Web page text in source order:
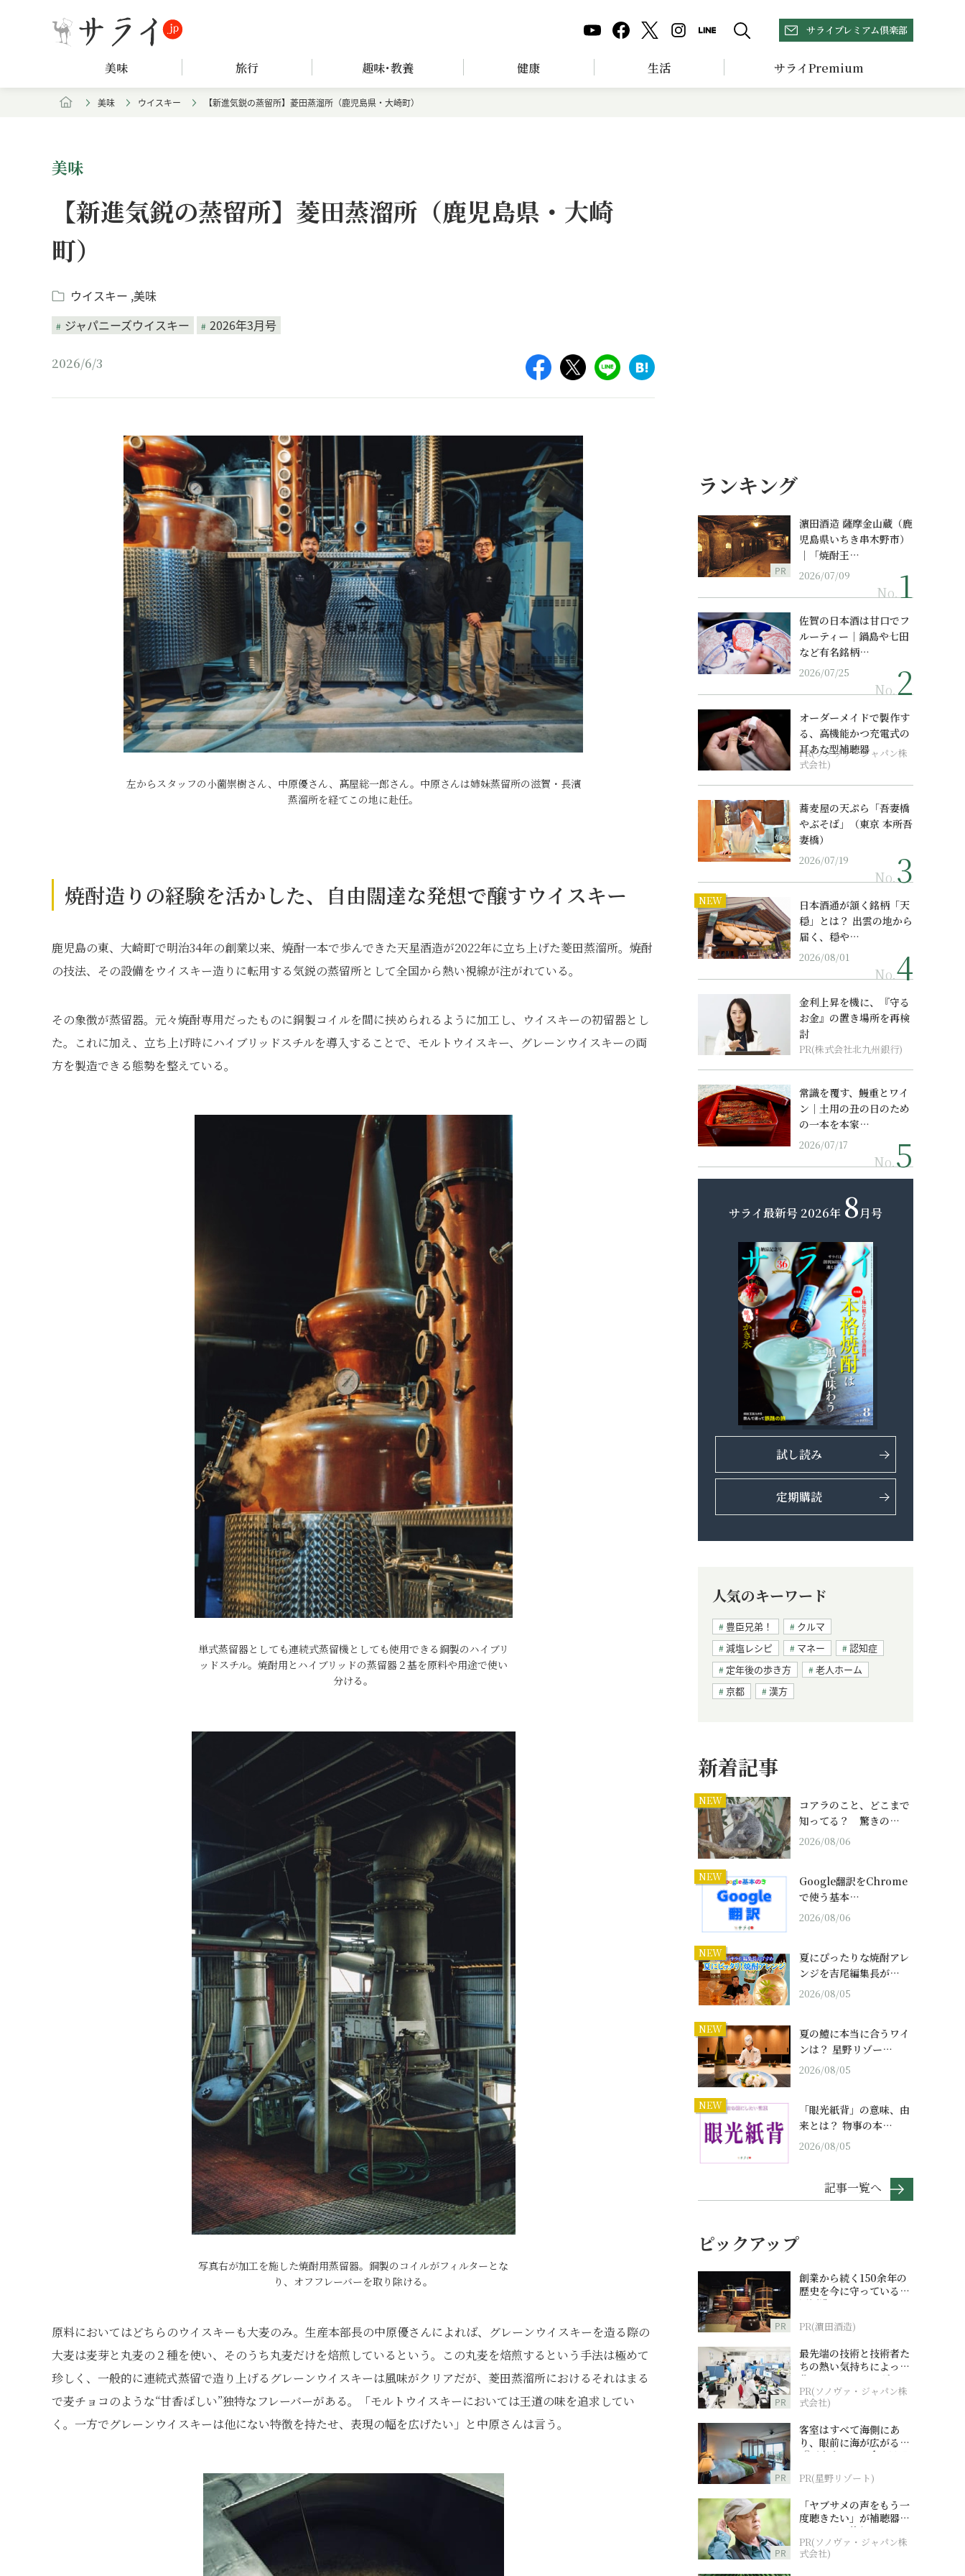
サライプレミアム倶楽部
美味 旅行 趣味･教養 健康 生活 サライPremium
美味 ウイスキー 【新進気鋭の蒸留所】菱田蒸溜所（鹿児島県・大崎町）
美味
【新進気鋭の蒸留所】菱田蒸溜所（鹿児島県・大崎
町）
ウイスキー 美味
ジャパニーズウイスキー
2026年3月号
2026/6/3
左からスタッフの小薗崇樹さん、中原優さん、髙屋総一郎さん。中原さんは姉妹蒸留所の滋賀・長濱
蒸溜所を経てこの地に赴任。
焼酎造りの経験を活かした、自由闊達な発想で醸すウイスキー
鹿児島の東、大崎町で明治34年の創業以来、焼酎一本で歩んできた天星酒造が2022年に立ち上げた菱田蒸溜所。焼酎
の技法、その設備をウイスキー造りに転用する気鋭の蒸留所として全国から熱い視線が注がれている。
その象徴が蒸留器。元々焼酎専用だったものに銅製コイルを間に挟められるように加工し、ウイスキーの初留器とし
た。これに加え、立ち上げ時にハイブリッドスチルを導入することで、モルトウイスキー、グレーンウイスキーの両
方を製造できる態勢を整えている。
単式蒸留器としても連続式蒸留機としても使用できる銅製のハイブリ
ッドスチル。焼酎用とハイブリッドの蒸留器２基を原料や用途で使い
分ける。
写真右が加工を施した焼酎用蒸留器。銅製のコイルがフィルターとな
り、オフフレーバーを取り除ける。
原料においてはどちらのウイスキーも大麦のみ。生産本部長の中原優さんによれば、グレーンウイスキーを造る際の
大麦は麦芽と丸麦の２種を使い、そのうち丸麦だけを焙煎しているという。この丸麦を焙煎するという手法は極めて
珍しく、一般的に連続式蒸留で造り上げるグレーンウイスキーは風味がクリアだが、菱田蒸溜所におけるそれはまる
で麦チョコのような“甘香ばしい”独特なフレーバーがある。「モルトウイスキーにおいては王道の味を追求してい
く。一方でグレーンウイスキーは他にない特徴を持たせ、表現の幅を広げたい」と中原さんは言う。
ランキング
PR
濵田酒造 薩摩金山蔵（鹿
児島県いちき串木野市）
｜「焼酎王…
2026/07/09
No.
佐賀の日本酒は甘口でフ
ルーティー｜鍋島や七田
など有名銘柄…
2026/07/25
No.
オーダーメイドで製作す
る、高機能かつ充電式の
耳あな型補聴器
PR(ソノヴァ・ジャパン株
式会社)
蕎麦屋の天ぷら「吾妻橋
やぶそば」（東京 本所吾
妻橋）
2026/07/19
No.
NEW
日本酒通が頷く銘柄「天
穏」とは？ 出雲の地から
届く、穏や…
2026/08/01
No.
金利上昇を機に、『守る
お金』の置き場所を再検
討
PR(株式会社北九州銀行)
常識を覆す、鰻重とワイ
ン｜土用の丑の日のため
の一本を本家…
2026/07/17
No.
サライ最新号 2026年 8月号
試し読み
定期購読
人気のキーワード
豊臣兄弟！
クルマ
減塩レシピ
マネー
認知症
定年後の歩き方
老人ホーム
京都
漢方
新着記事
NEW
コアラのこと、どこまで
知ってる？ 驚きの…
2026/08/06
NEW
Google翻訳をChrome
で使う基本…
2026/08/06
NEW
夏にぴったりな焼酎アレ
ンジを吉尾編集長が…
2026/08/05
NEW
夏の鱧に本当に合うワイ
ンは？ 星野リゾー…
2026/08/05
NEW
「眼光紙背」の意味、由
来とは？ 物事の本…
2026/08/05
記事一覧へ
ピックアップ
PR
創業から続く150余年の
歴史を今に守っている濵
田酒造
PR(濵田酒造)
PR
最先端の技術と技術者た
ちの熱い気持ちによって
作られているオーダーメ
イド補聴器
PR(ソノヴァ・ジャパン株
式会社)
PR
客室はすべて海側にあ
り、眼前に海が広がる
『西表島ホテル by 星野
PR(星野リゾート)
PR
「ヤブサメの声をもう一
度聴きたい」が補聴器チ
ャレンジの後押しに
PR(ソノヴァ・ジャパン株
式会社)